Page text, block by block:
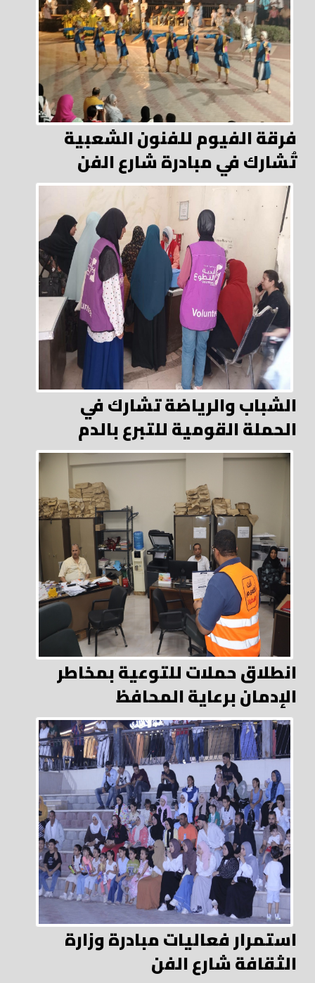
فرقة الفيوم للفنون الشعبية
تُشارك في مبادرة شارع الفن
الشباب والرياضة تشارك في
الحملة القومية للتبرع بالدم
انطلاق حملات للتوعية بمخاطر
الإدمان برعاية المحافظ
استمرار فعاليات مبادرة وزارة
الثقافة شارع الفن